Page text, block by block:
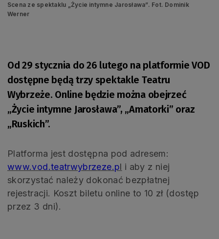
Scena ze spektaklu „Życie intymne Jarosława”. Fot. Dominik
Werner
Od 29 stycznia do 26 lutego na platformie VOD
dostępne będą trzy spektakle Teatru
Wybrzeże. Online będzie można obejrzeć
„Życie intymne Jarosława”, „Amatorki” oraz
„Ruskich”.
Platforma jest dostępna pod adresem:
www.vod.teatrwybrzeze.pl i aby z niej
skorzystać należy dokonać bezpłatnej
rejestracji. Koszt biletu online to 10 zł (dostęp
przez 3 dni).